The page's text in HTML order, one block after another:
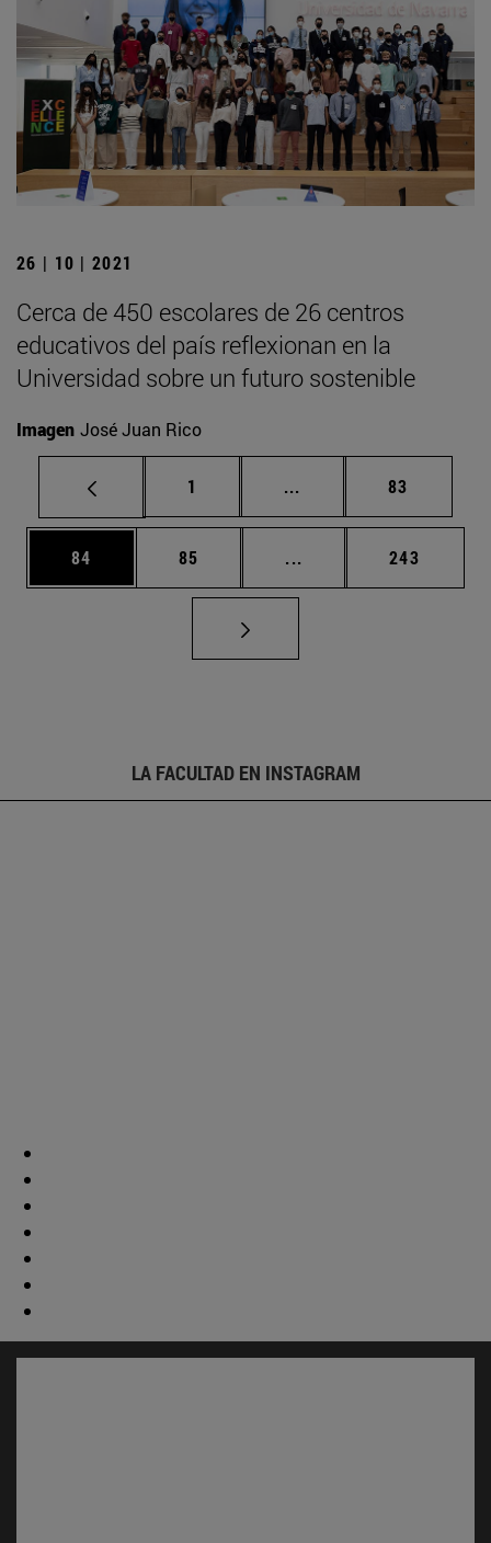
26 | 10 | 2021
Cerca de 450 escolares de 26 centros
educativos del país reflexionan en la
Universidad sobre un futuro sostenible
Imagen José Juan Rico
Página
1 ... Páginas intermedias
Página
83
Página
84 Página
85 ... Páginas intermedias
Página
243
LA FACULTAD EN INSTAGRAM